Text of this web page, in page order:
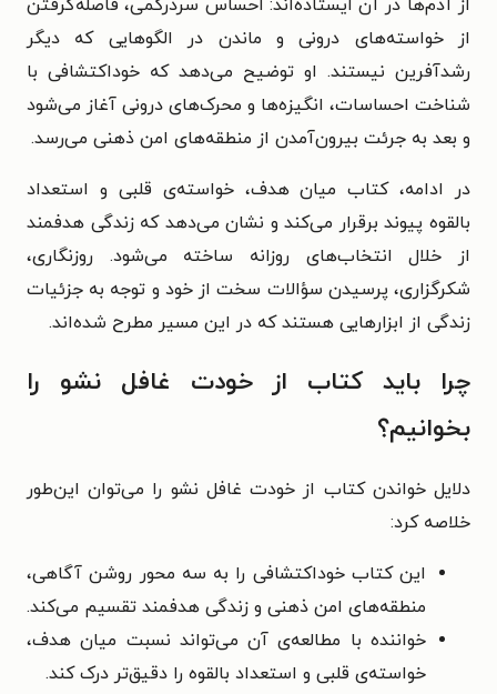
از آدم‌ها در آن ایستاده‌اند: احساس سردرگمی، فاصله‌گرفتن
از خواسته‌های درونی و ماندن در الگوهایی که دیگر
رشدآفرین نیستند. او توضیح می‌دهد که خوداکتشافی با
شناخت احساسات، انگیزه‌ها و محرک‌های درونی آغاز می‌شود
و بعد به جرئت بیرون‌آمدن از منطقه‌های امن ذهنی می‌رسد.
در ادامه، کتاب میان هدف، خواسته‌ی قلبی و استعداد
بالقوه پیوند برقرار می‌کند و نشان می‌دهد که زندگی هدفمند
از خلال انتخاب‌های روزانه ساخته می‌شود. روزنگاری،
شکرگزاری، پرسیدن سؤالات سخت از خود و توجه به جزئیات
زندگی از ابزارهایی هستند که در این مسیر مطرح شده‌اند.
چرا باید کتاب از خودت غافل نشو را
بخوانیم؟
دلایل خواندن کتاب از خودت غافل نشو را می‌توان این‌طور
خلاصه کرد:
این کتاب خوداکتشافی را به سه محور روشن آگاهی،
منطقه‌های امن ذهنی و زندگی هدفمند تقسیم می‌کند.
خواننده با مطالعه‌ی آن می‌تواند نسبت میان هدف،
خواسته‌ی قلبی و استعداد بالقوه را دقیق‌تر درک کند.